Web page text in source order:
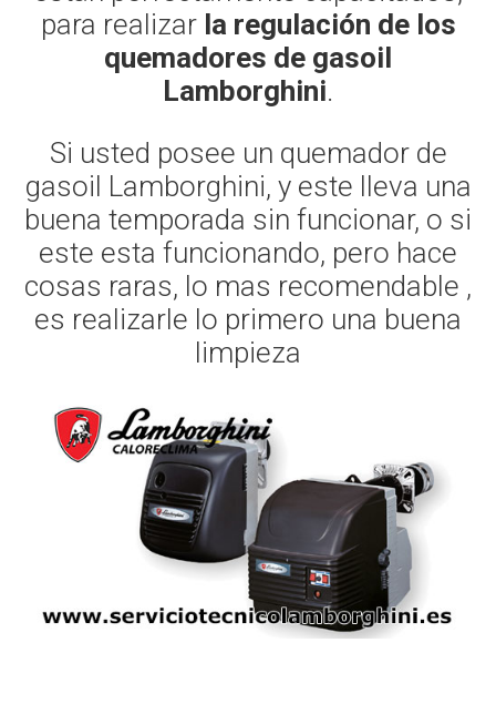
para realizar la regulación de los
quemadores de gasoil
Lamborghini.
Si usted posee un quemador de
gasoil Lamborghini, y este lleva una
buena temporada sin funcionar, o si
este esta funcionando, pero hace
cosas raras, lo mas recomendable ,
es realizarle lo primero una buena
limpieza